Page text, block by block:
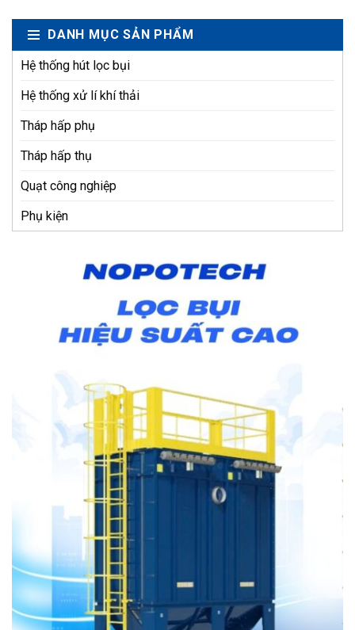
DANH MỤC SẢN PHẨM
Hệ thống hút lọc bụi
Hệ thống xử lí khí thải
Tháp hấp phụ
Tháp hấp thụ
Quạt công nghiệp
Phụ kiện
trình nấu kim
loại
Bắc Ninh